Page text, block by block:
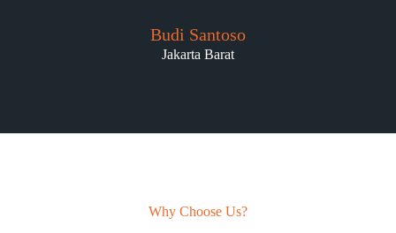
Budi Santoso
Jakarta Barat
Why Choose Us?